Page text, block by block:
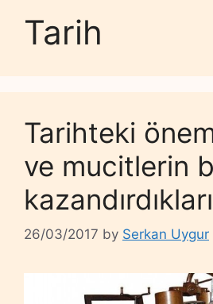
Tarih
Tarihteki
ve mucitlerin
kazandırdıkları
26/03/2017 by Serkan Uygur